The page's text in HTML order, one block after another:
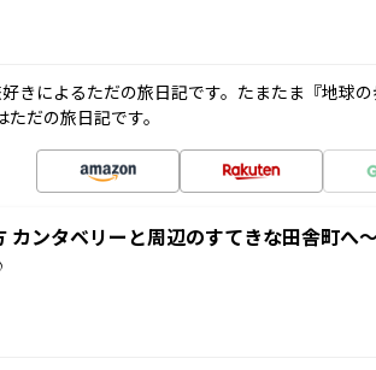
きによるただの旅日記です。たまたま『地球
だの旅日記です。
カンタベリーと周辺のすてきな田舎町へ